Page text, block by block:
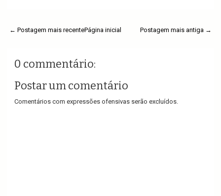
← Postagem mais recente Postagem mais antiga →
Página inicial
0 commentário:
Postar um comentário
Comentários com expressões ofensivas serão excluídos.